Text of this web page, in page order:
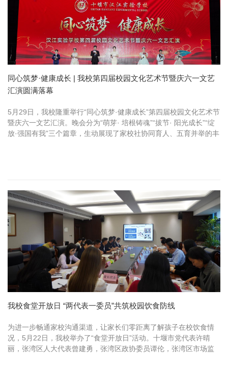
同心筑梦·健康成长 | 我校第四届校园文化艺术节暨庆六一文艺
汇演圆满落幕
5月29日，我校隆重举行“同心筑梦·健康成长”第四届校园文化艺术节
暨庆六一文艺汇演。晚会分为“萌芽· 培根铸魂”“拔节· 阳光成长”“绽
放·强国有我”三个篇章，生动展现了家校社协同育人、五育并举的丰
我校食堂开放日 “两代表一委员”共筑校园饮食防线
为进一步畅通家校沟通渠道，让家长们零距离了解孩子在校饮食情
况，5月22日，我校举办了“食堂开放日”活动。十堰市党代表许晴
丽，张湾区人大代表曾建勇，张湾区政协委员谭伦，张湾区市场监